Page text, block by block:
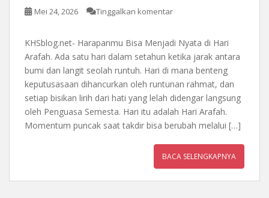
Mei 24, 2026 Tinggalkan komentar
KHSblog.net- Harapanmu Bisa Menjadi Nyata di Hari
Arafah. Ada satu hari dalam setahun ketika jarak antara
bumi dan langit seolah runtuh. Hari di mana benteng
keputusasaan dihancurkan oleh runtunan rahmat, dan
setiap bisikan lirih dari hati yang lelah didengar langsung
oleh Penguasa Semesta. Hari itu adalah Hari Arafah.
Momentum puncak saat takdir bisa berubah melalui […]
BACA SELENGKAPNYA